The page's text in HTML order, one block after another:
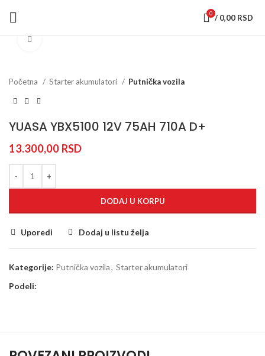
0 / 0,00 RSD
Početna Starter akumulatori Putnička vozila
YUASA YBX5100 12V 75AH 710A D+
13.300,00 RSD
DODAJ U KORPU
Uporedi Dodaj u listu želja
Kategorije: Putnička vozila, Starter akumulatori
Podeli: